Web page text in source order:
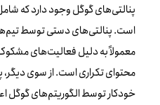
پنالتی‌های گوگل وجود دارد که
است. پنالتی‌های دستی توسط
معمولاً به دلیل فعالیت‌های مشکوک
محتوای تکراری است. از سوی
خودکار توسط الگوریتم‌های گوگل